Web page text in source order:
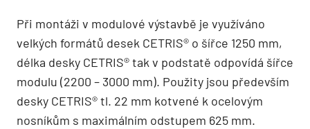
Při montáži v modulové výstavbě je využíváno
velkých formátů desek CETRIS® o šířce 1250 mm,
délka desky CETRIS® tak v podstatě odpovídá šířce
modulu (2200 – 3000 mm). Použity jsou především
desky CETRIS® tl. 22 mm kotvené k ocelovým
nosníkům s maximálním odstupem 625 mm.